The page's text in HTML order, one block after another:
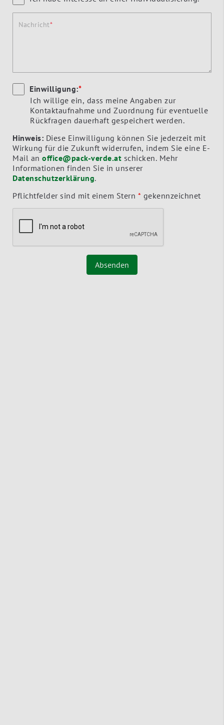
Nachricht
Einwilligung:*
Ich willige ein, dass meine Angaben zur
Kontaktaufnahme und Zuordnung für eventuelle
Rückfragen dauerhaft gespeichert werden.
Hinweis: Diese Einwilligung können Sie jederzeit mit
Wirkung für die Zukunft widerrufen, indem Sie eine E-
Mail an office@pack-verde.at
Informationen finden Sie in unserer
Datenschutzerklärung.
Pflichtfelder sind mit einem Stern * gekennzeichnet
Absenden